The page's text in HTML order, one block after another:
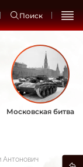
Поиск
Московская битва
Антонович